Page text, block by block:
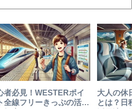
者必見！WESTERポイ
全線フリーきっぷの活用
大人の休
とは？日